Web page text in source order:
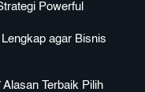
Powerful
agar Bisnis
Terbaik Pilih